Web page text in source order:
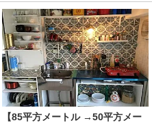
【85平方メートル →50平方メー